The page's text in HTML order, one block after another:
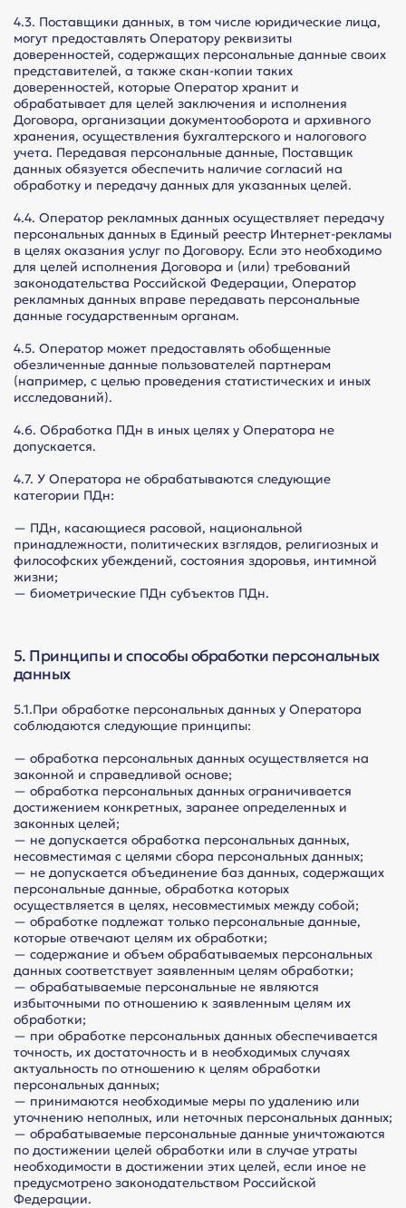
4.3. Поставщики данных, в том числе юридические лица,
могут предоставлять Оператору реквизиты
доверенностей, содержащих персональные данные своих
представителей, а также скан-копии таких
доверенностей, которые Оператор хранит и
обрабатывает для целей заключения и исполнения
Договора, организации документооборота и архивного
хранения, осуществления бухгалтерского и налогового
учета. Передавая персональные данные, Поставщик
данных обязуется обеспечить наличие согласий на
обработку и передачу данных для указанных целей.
4.4. Оператор рекламных данных осуществляет передачу
персональных данных в Единый реестр Интернет-рекламы
в целях оказания услуг по Договору. Если это необходимо
для целей исполнения Договора и (или) требований
законодательства Российской Федерации, Оператор
рекламных данных вправе передавать персональные
данные государственным органам.
4.5. Оператор может предоставлять обобщенные
обезличенные данные пользователей партнерам
(например, с целью проведения статистических и иных
исследований).
4.6. Обработка ПДн в иных целях у Оператора не
допускается.
4.7. У Оператора не обрабатываются следующие
категории ПДн:
— ПДн, касающиеся расовой, национальной
принадлежности, политических взглядов, религиозных и
философских убеждений, состояния здоровья, интимной
жизни;
— биометрические ПДн субъектов ПДн.
5. Принципы и способы обработки персональных
данных
5.1.При обработке персональных данных у Оператора
соблюдаются следующие принципы:
— обработка персональных данных осуществляется на
законной и справедливой основе;
— обработка персональных данных ограничивается
достижением конкретных, заранее определенных и
законных целей;
— не допускается обработка персональных данных,
несовместимая с целями сбора персональных данных;
— не допускается объединение баз данных, содержащих
персональные данные, обработка которых
осуществляется в целях, несовместимых между собой;
— обработке подлежат только персональные данные,
которые отвечают целям их обработки;
— содержание и объем обрабатываемых персональных
данных соответствует заявленным целям обработки;
— обрабатываемые персональные не являются
избыточными по отношению к заявленным целям их
обработки;
— при обработке персональных данных обеспечивается
точность, их достаточность и в необходимых случаях
актуальность по отношению к целям обработки
персональных данных;
— принимаются необходимые меры по удалению или
уточнению неполных, или неточных персональных данных;
— обрабатываемые персональные данные уничтожаются
по достижении целей обработки или в случае утраты
необходимости в достижении этих целей, если иное не
предусмотрено законодательством Российской
Федерации.